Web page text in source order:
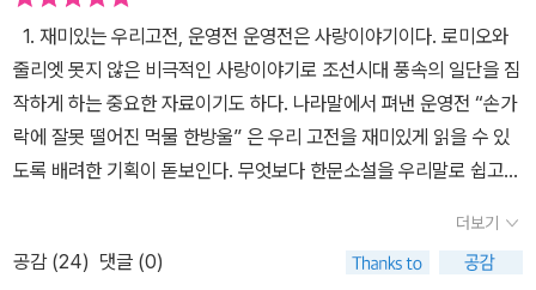
게 생각했던 시대적 이유로 운영전과 같이 작자 미상으로 전해 내려
오는 우리의 구전이 꽤 많은 모양이다.작품의 내용은 이러하다.어느
날, 안평대군에게 인사차 온 김진사는 수성궁에서 열명의 궁녀중 운
영에게 마음을 빼앗긴다. 운영또한 김진사 곁에서 먹을 갈던 중 초서
를 휘갈겨 쓰던 김진사의 붓끝에서 튀어온 먹물 한방울이 손가락에
떨어지자, 오히려 씻지 않고 정표인양 바라보는 마음이 벌써 김진사
를 향해있다. 서양의 많은 고전이 무도회장과 같은 공식적인 자리에
서 남녀간의 만남이 이루어 진다면, 남녀의 공식적인 만남 자체가 허
1. 재미있는 우리고전, 운영전 운영전은 사랑이야기이다. 로미오와
줄리엣 못지 않은 비극적인 사랑이야기로 조선시대 풍속의 일단을 짐
작하게 하는 중요한 자료이기도 하다. 나라말에서 펴낸 운영전 “손가
락에 잘못 떨어진 먹물 한방울” 은 우리 고전을 재미있게 읽을 수 있
도록 배려한 기획이 돋보인다. 무엇보다 한문소설을 우리말로 쉽고
시나 궁녀들의 풍속을 흥미롭게 읽을 수 있는 형식으로 적절히 삽입
하여 작품을 다각도로 접근하게 한다. 이는 하이퍼텍스트적 편집으로
더보기
공감 (24) 댓글 (0)